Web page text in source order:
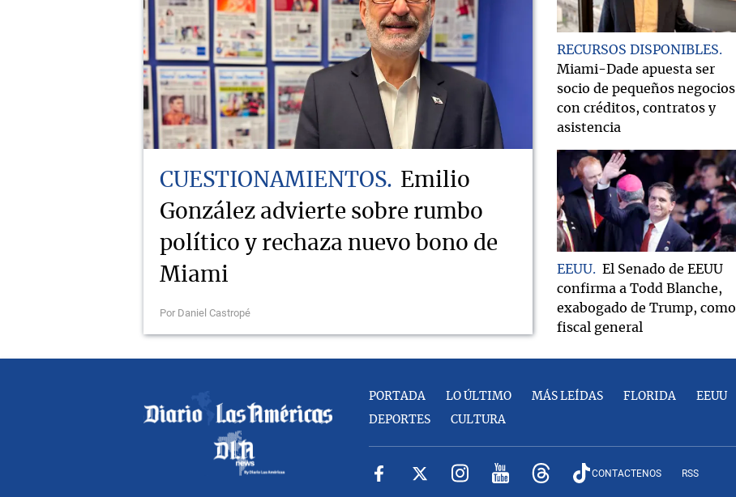
CUESTIONAMIENTOS
Emilio
González advierte sobre rumbo
político y rechaza nuevo bono de
Miami
Por Daniel Castropé
RECURSOS DISPONIBLES
Miami-Dade apuesta ser
socio de pequeños negocios
con créditos, contratos y
asistencia
EEUU
El Senado de EEUU
confirma a Todd Blanche,
exabogado de Trump, como
fiscal general
PORTADA LO ÚLTIMO MÁS LEÍDAS FLORIDA EEUU
DEPORTES CULTURA
CONTACTENOS RSS